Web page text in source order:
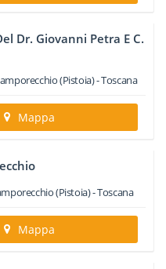
Dr. Giovanni Petra E C.
(Pistoia) -Toscana
Mappa
(Pistoia) -Toscana
Mappa